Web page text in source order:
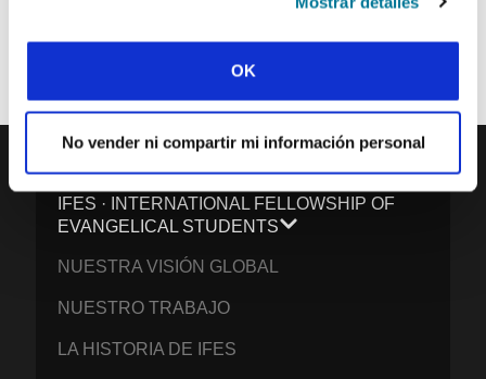
OK
No vender ni compartir mi información personal
IFES · INTERNATIONAL FELLOWSHIP OF
EVANGELICAL STUDENTS
NUESTRA VISIÓN GLOBAL
NUESTRO TRABAJO
LA HISTORIA DE IFES